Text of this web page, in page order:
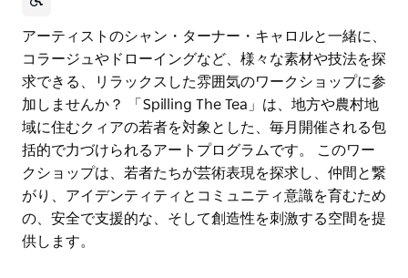
アーティストのシャン・ターナー・キャロルと一緒に、
コラージュやドローイングなど、様々な素材や技法を探
求できる、リラックスした雰囲気のワークショップに参
加しませんか？ 「Spilling The Tea」は、地方や農村地
域に住むクィアの若者を対象とした、毎月開催される包
括的で力づけられるアートプログラムです。 このワー
クショップは、若者たちが芸術表現を探求し、仲間と繋
がり、アイデンティティとコミュニティ意識を育むため
の、安全で支援的な、そして創造性を刺激する空間を提
供します。